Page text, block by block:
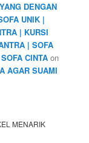
DENGAN
UNIK |
| KURSI
| SOFA
CINTA on
AGAR SUAMI
MENARIK